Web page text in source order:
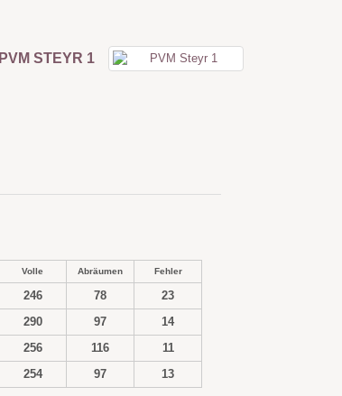
PVM STEYR 1
Volle Abräumen Fehler
246 78
23
290 97
14
256 116
11
254 97 13